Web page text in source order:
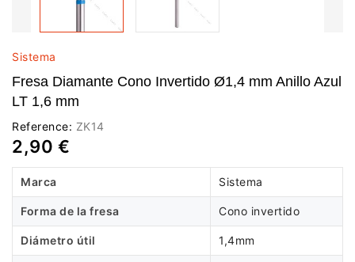
Sistema
Fresa Diamante Cono Invertido Ø1,4 mm Anillo Azul
LT 1,6 mm
Reference: ZK14
2,90 €
Marca Sistema
Forma de la fresa Cono invertido
Diámetro útil 1,4mm